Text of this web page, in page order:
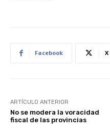
Facebook X
ARTÍCULO ANTERIOR
No se modera la voracidad
fiscal de las provincias